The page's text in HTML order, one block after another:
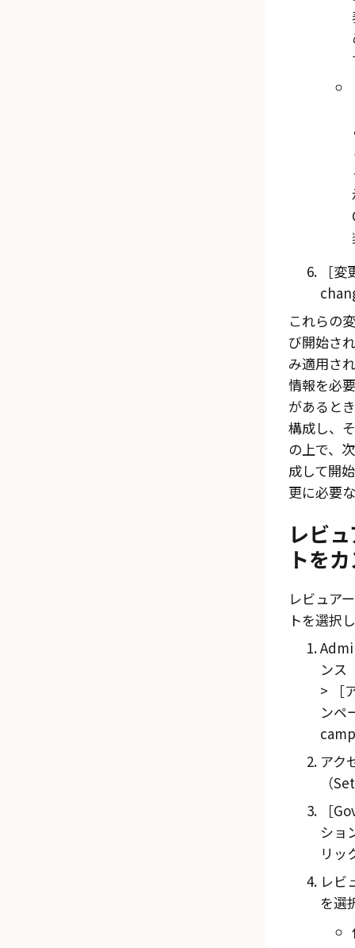
変
これらの
び開始さ
み適用さ
情報を必
があると
構成し、
の上で、
成して開
更に必要
レビ
トを
レビュア
トを選択
ンス
ンペ
アク
（
ショ
リッ
レビ
を選